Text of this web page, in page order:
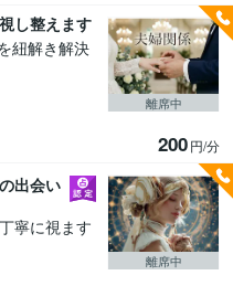
し整えます
紐解き解決
200円/分
離席中
出会い
寧に視ます
離席中